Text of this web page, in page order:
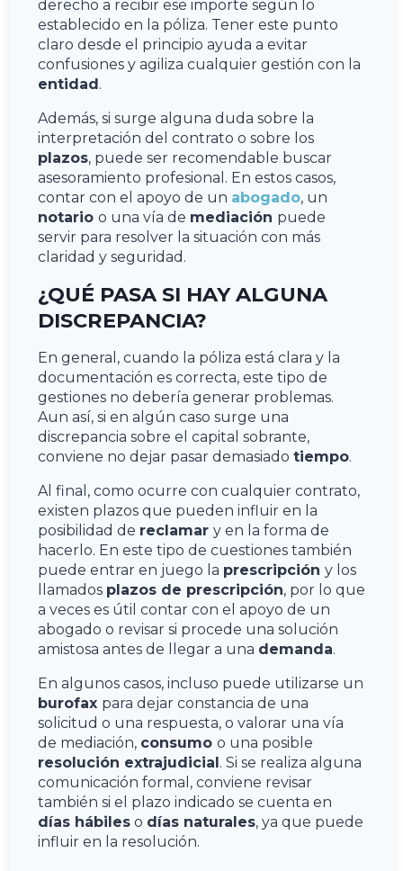
derecho a recibir ese importe según lo
establecido en la póliza. Tener este punto
claro desde el principio ayuda a evitar
confusiones y agiliza cualquier gestión con la
entidad.
Además, si surge alguna duda sobre la
interpretación del contrato o sobre los
plazos, puede ser recomendable buscar
asesoramiento profesional. En estos casos,
contar con el apoyo de un abogado, un
notario o una vía de mediación puede
servir para resolver la situación con más
claridad y seguridad.
¿QUÉ PASA SI HAY ALGUNA
DISCREPANCIA?
En general, cuando la póliza está clara y la
documentación es correcta, este tipo de
gestiones no debería generar problemas.
Aun así, si en algún caso surge una
discrepancia sobre el capital sobrante,
conviene no dejar pasar demasiado tiempo.
Al final, como ocurre con cualquier contrato,
existen plazos que pueden influir en la
posibilidad de reclamar y en la forma de
hacerlo. En este tipo de cuestiones también
puede entrar en juego la prescripción y los
llamados plazos de prescripción, por lo que
a veces es útil contar con el apoyo de un
abogado o revisar si procede una solución
amistosa antes de llegar a una demanda.
En algunos casos, incluso puede utilizarse un
burofax para dejar constancia de una
solicitud o una respuesta, o valorar una vía
de mediación, consumo o una posible
resolución extrajudicial. Si se realiza alguna
comunicación formal, conviene revisar
también si el plazo indicado se cuenta en
días hábiles o días naturales, ya que puede
influir en la resolución.